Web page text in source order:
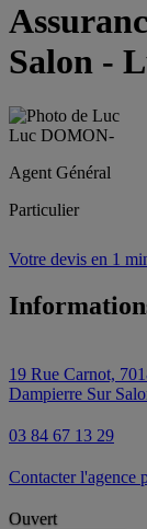
Salon -
Luc DOMON-
Agent Général
Particulier
Votre devis en 1
19 Rue Carnot,
Dampierre Sur
03 84 67 13 29
Contacter l'agence
Ouvert